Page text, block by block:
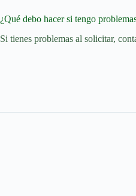
¿Qué debo hacer si tengo
Si tienes problemas al solicitar,